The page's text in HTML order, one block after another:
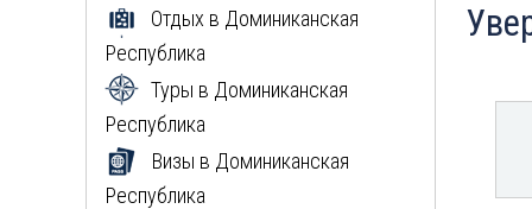
Отдых в Доминиканская
Республика
Туры в Доминиканская
Республика
Визы в Доминиканская
Республика